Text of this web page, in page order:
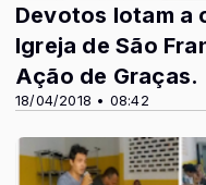
18/04/2018 • 08:42
Devotos lotam a
Igreja de São
Ação de Graças.